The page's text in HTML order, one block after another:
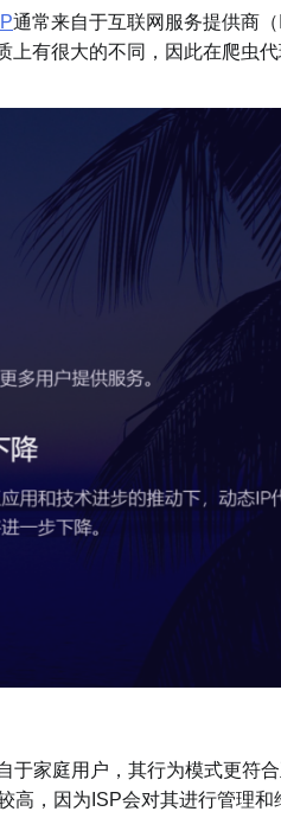
通常来自于互联网服务提供商
有很大的不同，因此在爬虫
家庭用户，其行为模式更符
高，因为ISP会对其进行管理和